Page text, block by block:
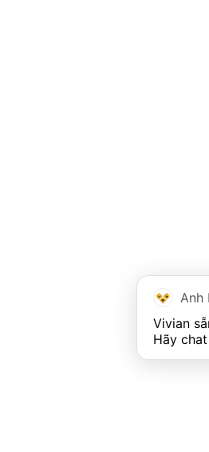
Anh
Vivian
Hãy